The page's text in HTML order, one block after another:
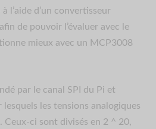
l’aide d’un convertisseur
de pouvoir l’évaluer avec le
mieux avec un MCP3008
par le canal SPI du Pi et
les tensions analogiques
Ceux-ci sont divisés en 2 ^ 20,